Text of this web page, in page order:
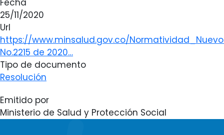
Fecha
25/11/2020
Url
https://www.minsalud.gov.co/Normatividad_Nuevo/
No.2215 de 2020…
Tipo de documento
Resolución
Emitido por
Ministerio de Salud y Protección Social